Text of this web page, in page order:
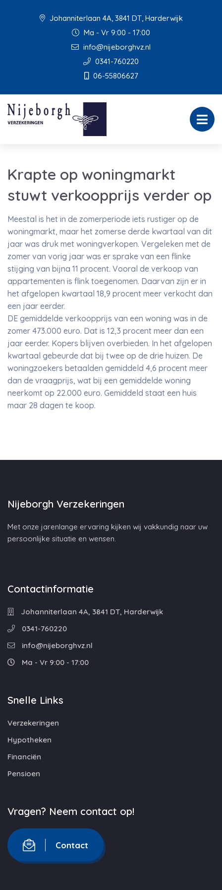
Johanniterlaan 4A, 3841 DT, Harderwijk
Ma - Vr 9:00 - 17:00
info@nijeborghvz.nl
0341-760220
06-55806627
Krapte op woningmarkt
stuwt verkoopprijs verder op
Meestal is het in de zomerperiode iets rustiger op de
woningmarkt, maar het zomerse derde kwartaal van dit
jaar was druk met woningverkopen. Vergeleken met de
zomer van vorig jaar was er sprake van een flinke
stijging van bijna 11 procent. Vooral de verkoop van
appartementen is flink toegenomen. Daarvan zijn er in
het afgelopen kwartaal 18,9 procent meer verkocht dan
een jaar eerder.
DE gemiddelde verkoopprijs van een woning was in de
zomer 473.000 euro. Dat is 12,3 procent meer dan een
jaar eerder. Kopers blijven overbieden. In het afgelopen
kwartaal gebeurde dat bij twee op de drie huizen. De
woningzoekers betaalden gemiddeld 4,6 procent meer
dan de vraagprijs, wat bij een gemiddelde woning
neerkomt op 22.000 euro. Gemiddeld staat een huis
maar 28 dagen te koop.
Nijeborgh Verzekeringen
Met onze jarenlange ervaring kijken wij vakkundig naar uw
persoonlijke situatie en wensen.
Contactinformatie
Johanniterlaan 4A, 3841 DT, Harderwijk
0341-760220
info@nijeborghvz.nl
Ma - Vr 9:00 - 17:00
Snelle Links
Verzekeringen
Hypotheken
Financiën
Pensioen
Vragen? Neem contact op!
Contact